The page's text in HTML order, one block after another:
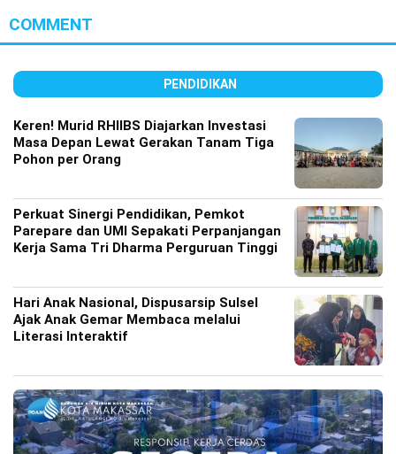
COMMENT
PENDIDIKAN
Keren! Murid RHIIBS Diajarkan Investasi
Masa Depan Lewat Gerakan Tanam Tiga
Pohon per Orang
Perkuat Sinergi Pendidikan, Pemkot
Parepare dan UMI Sepakati Perpanjangan
Kerja Sama Tri Dharma Perguruan Tinggi
Hari Anak Nasional, Dispusarsip Sulsel
Ajak Anak Gemar Membaca melalui
Literasi Interaktif